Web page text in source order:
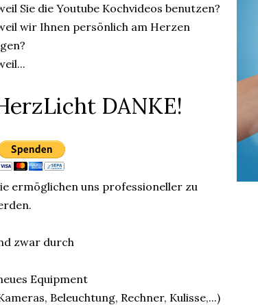
Sie die Youtube Kochvideos benutzen?
wir Ihnen persönlich am Herzen
DANKE!
ermöglichen uns professioneller zu
zwar durch
Equipment
Beleuchtung, Rechner, Kulisse,...)